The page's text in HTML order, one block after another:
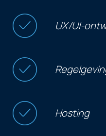
UX/UI-
Hosting